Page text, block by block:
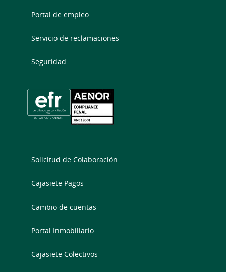
Portal de empleo
Servicio de reclamaciones
Seguridad
Solicitud de Colaboración
Cajasiete Pagos
Cambio de cuentas
Portal Inmobiliario
Cajasiete Colectivos